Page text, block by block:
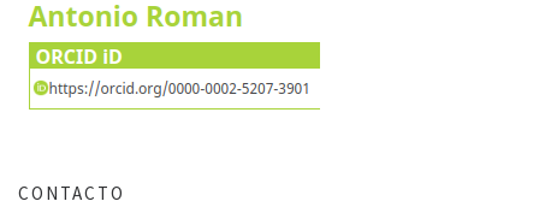
CONTACTO